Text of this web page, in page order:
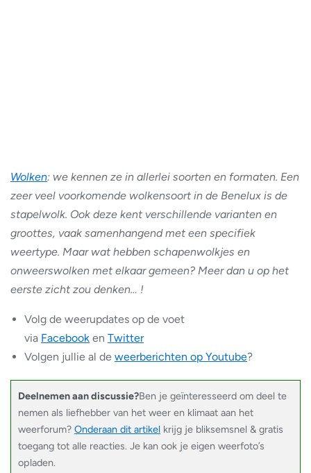
Wolken: we kennen ze in allerlei soorten en formaten. Een
zeer veel voorkomende wolkensoort in de Benelux is de
stapelwolk. Ook deze kent verschillende varianten en
groottes, vaak samenhangend met een specifiek
weertype. Maar wat hebben schapenwolkjes en
onweerswolken met elkaar gemeen? Meer dan u op het
eerste zicht zou denken… !
Volg de weerupdates op de voet
via Facebook en Twitter
Volgen jullie al de weerberichten op Youtube?
Deelnemen aan discussie?Ben je geïnteresseerd om deel te
nemen als liefhebber van het weer en klimaat aan het
weerforum? Onderaan dit artikel krijg je bliksemsnel & gratis
toegang tot alle reacties. Je kan ook je eigen weerfoto’s
opladen.